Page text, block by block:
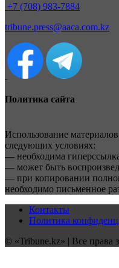
+7 (708) 983-7884
tribune.press@aaca.com.kz
Политика сайта
Использование
следующих условиях:
— необходима
— может быть
— при копировании
необходимо письменное
Контакты
Политика
© «Tribune.kz» | Все права